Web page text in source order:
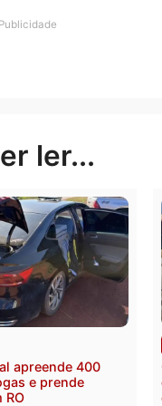
de seu
unificar partidos,
de
como eventual
Publicidade
ler...